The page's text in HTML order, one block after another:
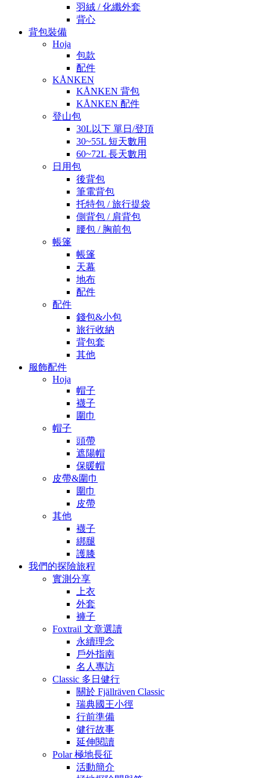
羽絨 / 化纖外套
背心
背包裝備
Hoja
包款
配件
KÅNKEN
KÅNKEN 背包
KÅNKEN 配件
登山包
30L以下 單日/登頂
30~55L 短天數用
60~72L 長天數用
日用包
後背包
筆電背包
托特包 / 旅行提袋
側背包 / 肩背包
腰包 / 胸前包
帳篷
帳篷
天幕
地布
配件
配件
錢包&小包
旅行收納
背包套
其他
服飾配件
Hoja
帽子
襪子
圍巾
帽子
頭帶
遮陽帽
保暖帽
皮帶&圍巾
圍巾
皮帶
其他
襪子
綁腿
護膝
我們的探險旅程
實測分享
上衣
外套
褲子
Foxtrail 文章選讀
永續理念
戶外指南
名人專訪
Classic 多日健行
關於 Fjällräven Classic
瑞典國王小徑
行前準備
健行故事
延伸閱讀
Polar 極地長征
活動簡介